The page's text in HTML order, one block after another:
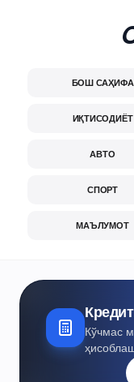
БОШ САҲИФА
ИҚТИСОДИЁТ
АВТО
СПОРТ
МАЪЛУМОТ
Кўчмас